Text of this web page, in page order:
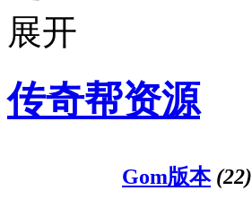
传奇帮资源
Gom版本(22)